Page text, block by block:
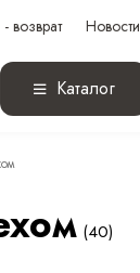
возврат Новости
Каталог
(40)